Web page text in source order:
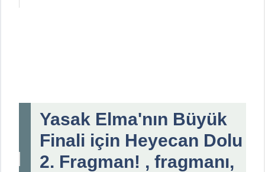
Yasak Elma'nın Büyük
Finali için Heyecan Dolu
2. Fragman! , fragmanı,